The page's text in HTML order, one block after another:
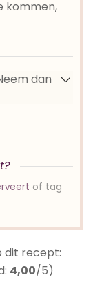
kommen,
dan
of tag
dit recept:
4,00/5)